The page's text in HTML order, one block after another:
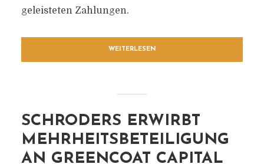
geleisteten Zahlungen.
WEITERLESEN
SCHRODERS ERWIRBT
MEHRHEITSBETEILIGUNG
AN GREENCOAT CAPITAL